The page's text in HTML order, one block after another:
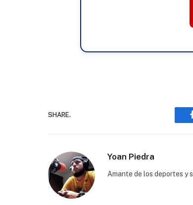
SHARE.
Yoan Piedra
Amante de los deportes y